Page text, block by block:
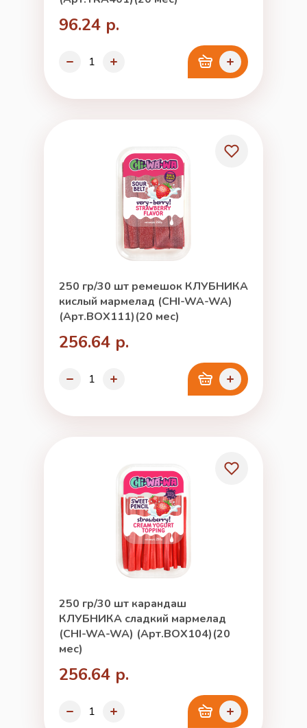
96.24 р.
250 гр/30 шт ремешок КЛУБНИКА
кислый мармелад (CHI-WA-WA)
(Арт.BOX111)(20 мес)
256.64 р.
250 гр/30 шт карандаш
КЛУБНИКА сладкий мармелад
(CHI-WA-WA) (Арт.BOX104)(20
мес)
256.64 р.